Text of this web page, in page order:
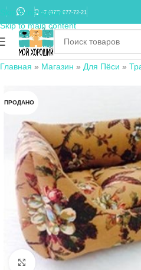
Skip to navigation
Skip to main content
+7 (977) 677-72-21
Главная » Магазин » Для Пёси »
ПРОДАНО
Нажмите, чтобы увеличить